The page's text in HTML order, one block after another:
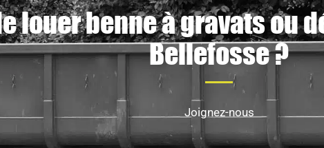
louer benne à gravats ou
Bellefosse ?
Joignez-nous